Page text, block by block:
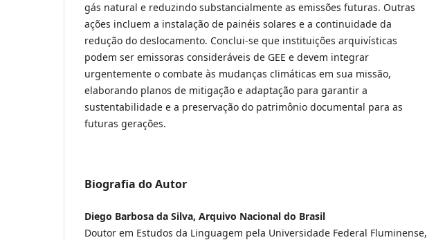
gás natural e reduzindo substancialmente as emissões futuras. Outras
ações incluem a instalação de painéis solares e a continuidade da
redução do deslocamento. Conclui-se que instituições arquivísticas
podem ser emissoras consideráveis de GEE e devem integrar
urgentemente o combate às mudanças climáticas em sua missão,
elaborando planos de mitigação e adaptação para garantir a
sustentabilidade e a preservação do patrimônio documental para as
futuras gerações.
Biografia do Autor
Diego Barbosa da Silva, Arquivo Nacional do Brasil
Doutor em Estudos da Linguagem pela Universidade Federal Fluminense,